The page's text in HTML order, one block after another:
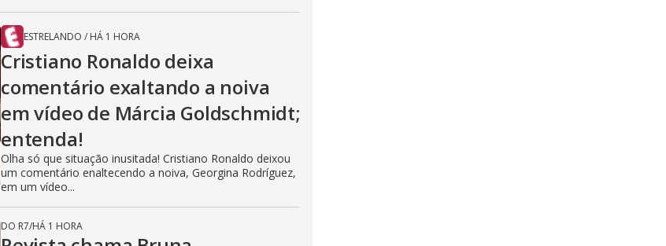
ESTRELANDO / HÁ 1 HORA
Cristiano Ronaldo deixa
comentário exaltando a noiva
em vídeo de Márcia Goldschmidt;
entenda!
Olha só que situação inusitada! Cristiano Ronaldo deixou
um comentário enaltecendo a noiva, Georgina Rodríguez,
em um vídeo...
DO R7/HÁ 1 HORA